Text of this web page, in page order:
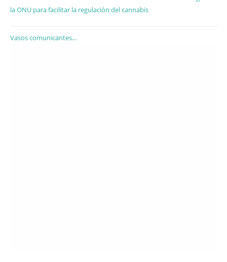
la ONU para facilitar la regulación del cannabis
Vasos comunicantes...